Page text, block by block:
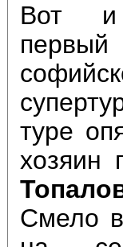
Вот и
туре
хозяин
Смело